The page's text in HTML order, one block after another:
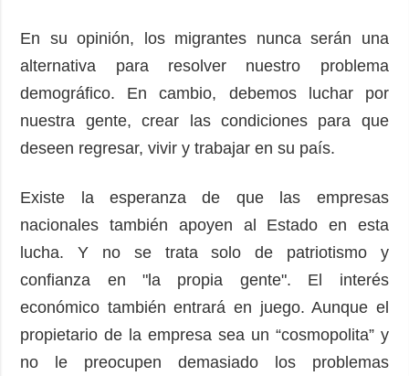
En su opinión, los migrantes nunca serán una
alternativa para resolver nuestro problema
demográfico. En cambio, debemos luchar por
nuestra gente, crear las condiciones para que
deseen regresar, vivir y trabajar en su país.
Existe la esperanza de que las empresas
nacionales también apoyen al Estado en esta
lucha. Y no se trata solo de patriotismo y
confianza en "la propia gente". El interés
económico también entrará en juego. Aunque el
propietario de la empresa sea un “cosmopolita” y
no le preocupen demasiado los problemas